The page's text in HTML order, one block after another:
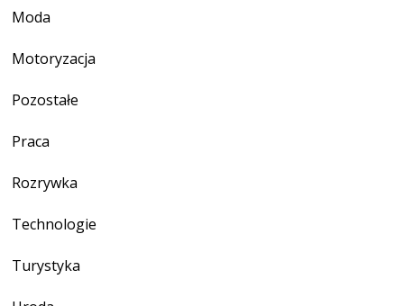
Moda
Motoryzacja
Pozostałe
Praca
Rozrywka
Technologie
Turystyka